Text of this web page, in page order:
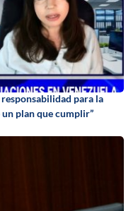
responsabilidad para la
plan que cumplir”